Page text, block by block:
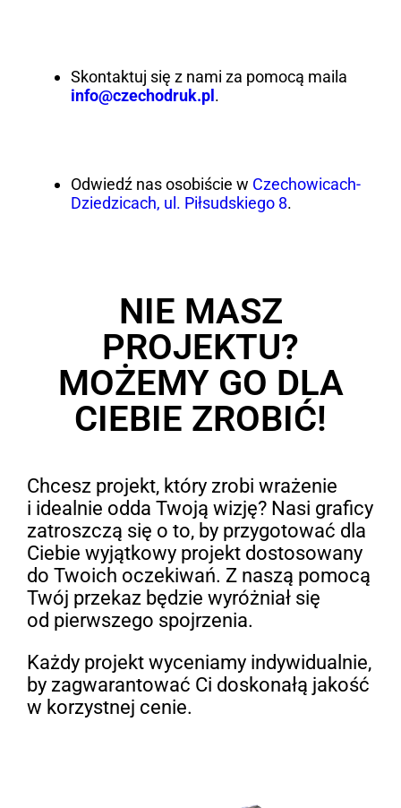
Skontaktuj się z nami za pomocą maila
info@czechodruk.pl .
Odwiedź nas osobiście w Czechowicach-
Dziedzicach, ul. Piłsudskiego 8.
NIE MASZ
PROJEKTU?
MOŻEMY GO DLA
CIEBIE ZROBIĆ!
Chcesz projekt, który zrobi wrażenie
i idealnie odda Twoją wizję? Nasi graficy
zatroszczą się o to, by przygotować dla
Ciebie wyjątkowy projekt dostosowany
do Twoich oczekiwań. Z naszą pomocą
Twój przekaz będzie wyróżniał się
od pierwszego spojrzenia.
Każdy projekt wyceniamy indywidualnie,
by zagwarantować Ci doskonałą jakość
w korzystnej cenie.